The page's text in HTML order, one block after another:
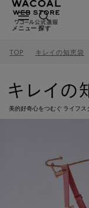
メニュー 探す
TOP キレイの知恵袋
美的好奇心をつむぐ ライフス